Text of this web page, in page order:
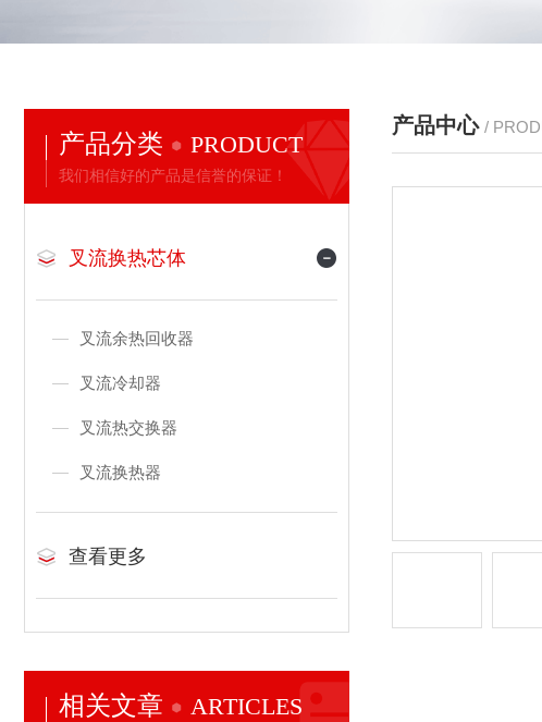
产品分类 PRODUCT
我们相信好的产品是信誉的保证！
叉流换热芯体
叉流余热回收器
叉流冷却器
叉流热交换器
叉流换热器
查看更多
相关文章 ARTICLES
产品中心 /